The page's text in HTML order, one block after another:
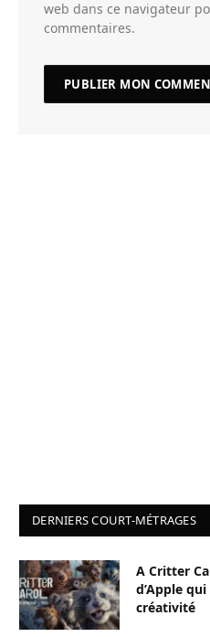
web dans ce navigateur
commentaires.
DERNIERS COURT-MÉTRAGES
A Critter
d’Apple
créativité